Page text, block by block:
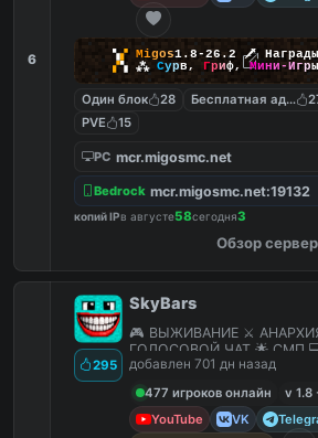
6 ▚▞ Migos1.8-26.2🗡
▞▚ ⁂ Сурв, Гриф,Мини-Игры
Один блок 28 Бесплатная
PVE
15
PC mcr.migosmc.net
Bedrock mcr.migosmc.net:19132
копий IPв августе58сегодня3
Обзор
295
SkyBars
🎮 ВЫЖИВАНИЕ ⚔️
ГОЛОСОВОЙ ЧАТ 🌟 СМП
добавлен 701 дн назад
477 игроков онлайн
v 1.8
YouTube
VK